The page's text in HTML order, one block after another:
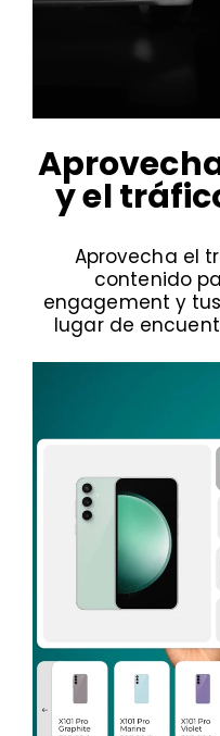
y el
Aprovecha el
contenido
engagement y
lugar de